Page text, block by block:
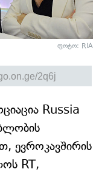
ფოტო: RIA
Russia
ევროკავშირის
RT,